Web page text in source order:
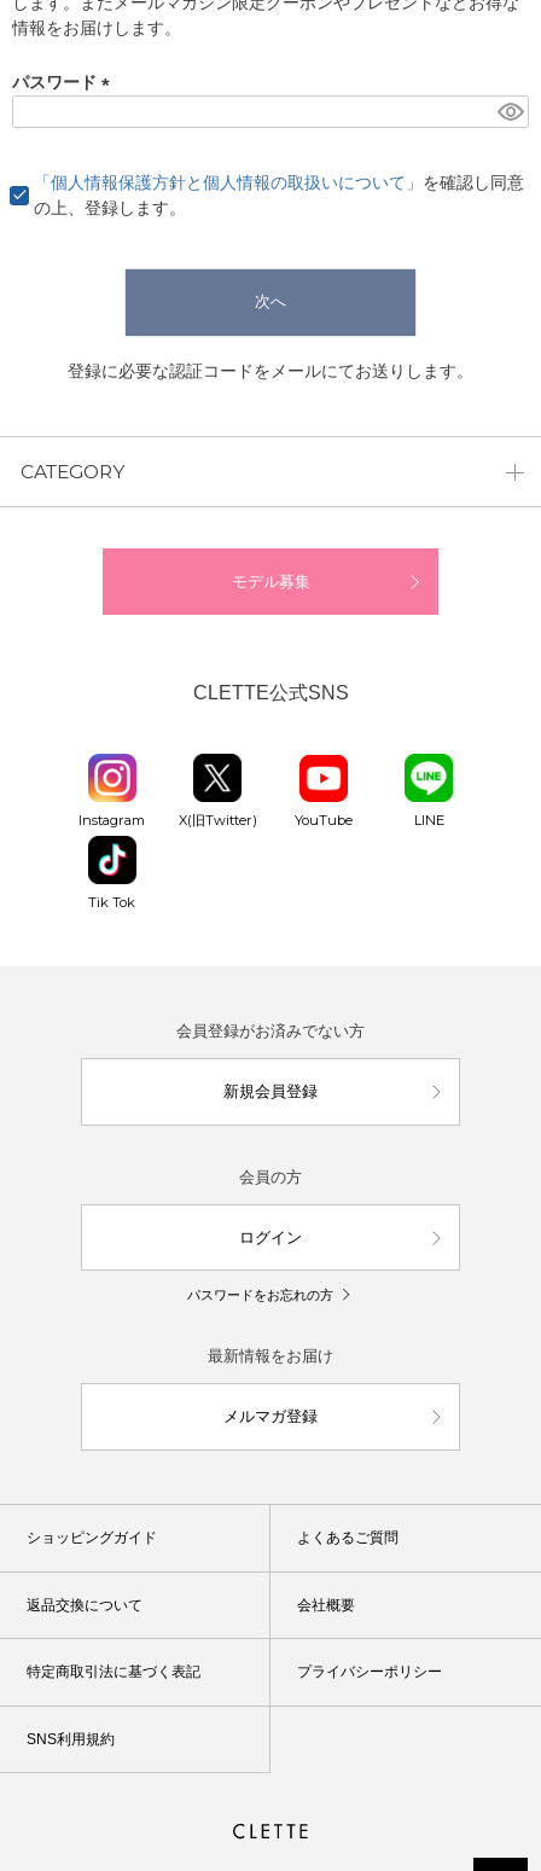
)
情報をお届けします。
パスワード
)
「個人情報保護方針と個人情報の取扱いについて」 を確認し同意
の上、登録します。
次へ
登録に必要な認証コードをメールにてお送りします。
CATEGORY
モデル募集
CLETTE公式SNS
Instagram X(旧Twitter) YouTube LINE
Tik Tok
会員登録がお済みでない方
新規会員登録
会員の方
ログイン
パスワードをお忘れの方
最新情報をお届け
メルマガ登録
ショッピングガイド よくあるご質問
返品交換について 会社概要
特定商取引法に基づく表記 プライバシーポリシー
SNS利用規約